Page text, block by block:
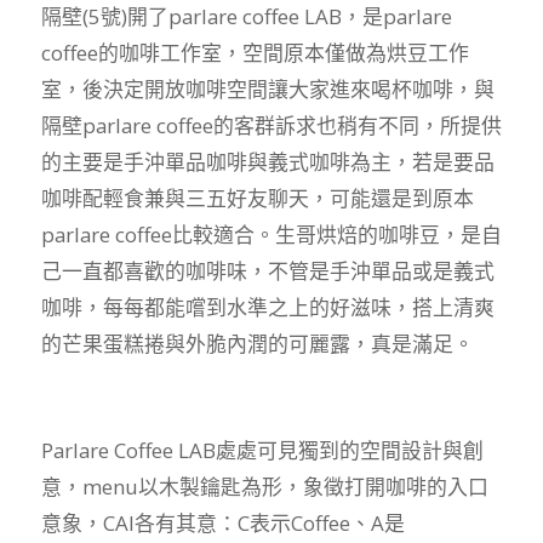
隔壁(5號)開了parlare coffee LAB，是parlare
coffee的咖啡工作室，空間原本僅做為烘豆工作
室，後決定開放咖啡空間讓大家進來喝杯咖啡，與
隔壁parlare coffee的客群訴求也稍有不同，所提供
的主要是手沖單品咖啡與義式咖啡為主，若是要品
咖啡配輕食兼與三五好友聊天，可能還是到原本
parlare coffee比較適合。生哥烘焙的咖啡豆，是自
己一直都喜歡的咖啡味，不管是手沖單品或是義式
咖啡，每每都能嚐到水準之上的好滋味，搭上清爽
的芒果蛋糕捲與外脆內潤的可麗露，真是滿足。
Parlare Coffee LAB處處可見獨到的空間設計與創
意，menu以木製鑰匙為形，象徵打開咖啡的入口
意象，CAI各有其意：C表示Coffee、A是